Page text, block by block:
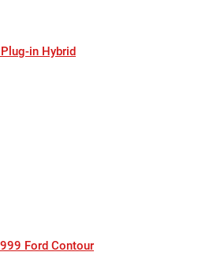
in Hybrid
Ford Contour